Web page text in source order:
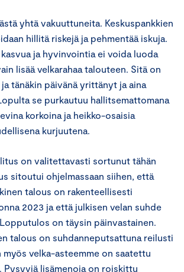
yhtä vakuuttuneita. Keskuspankkien
hillitä riskejä ja pehmentää iskuja.
ja hyvinvointia ei voida luoda
lisää velkarahaa talouteen. Sitä on
tänäkin päivänä yrittänyt ja aina
se purkautuu hallitsemattomana
korkoina ja heikko-osaisia
kurjuutena.
on valitettavasti sortunut tähän
sitoutui ohjelmassaan siihen, että
talous on rakenteellisesti
2023 ja että julkisen velan suhde
Lopputulos on täysin päinvastainen.
talous on suhdanneputsattuna reilusti
myös velka-asteemme on saatettu
Pysyviä lisämenoja on roiskittu